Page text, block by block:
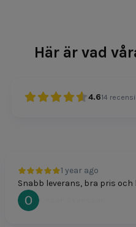
Här är vad
4.614
1 year ago
Snabb leverans, bra pris och
Oscar Svensson